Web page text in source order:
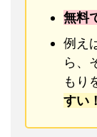
無料
例え
ら、
もり
すい！